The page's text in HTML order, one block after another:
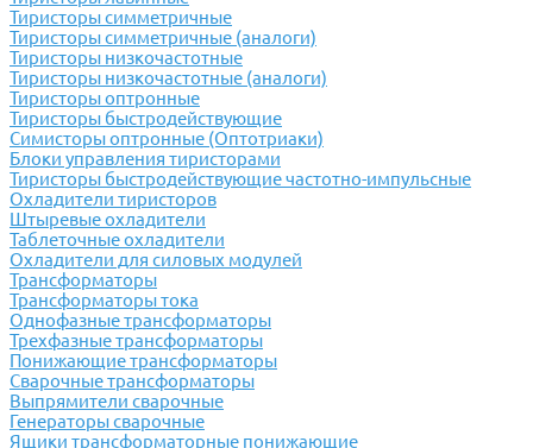
Тиристоры симметричные
Тиристоры симметричные (аналоги)
Тиристоры низкочастотные
Тиристоры низкочастотные (аналоги)
Тиристоры оптронные
Тиристоры быстродействующие
Симисторы оптронные (Оптотриаки)
Блоки управления тиристорами
Тиристоры быстродействующие частотно-импульсные
Охладители тиристоров
Штыревые охладители
Таблеточные охладители
Охладители для силовых модулей
Трансформаторы
Трансформаторы тока
Однофазные трансформаторы
Трехфазные трансформаторы
Понижающие трансформаторы
Сварочные трансформаторы
Выпрямители сварочные
Генераторы сварочные
Ящики трансформаторные понижающие